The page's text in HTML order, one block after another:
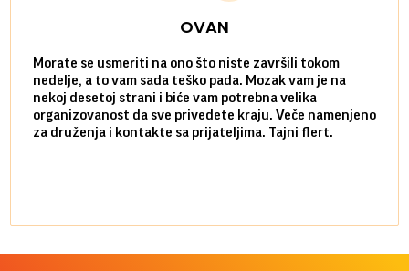
OVAN
Morate se usmeriti na ono što niste završili tokom
nedelje, a to vam sada teško pada. Mozak vam je na
nekoj desetoj strani i biće vam potrebna velika
organizovanost da sve privedete kraju. Veče namenjeno
za druženja i kontakte sa prijateljima. Tajni flert.